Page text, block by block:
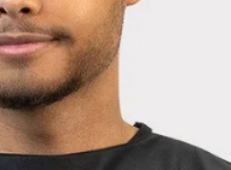
PASSFORMSGUIDE
Normal passform